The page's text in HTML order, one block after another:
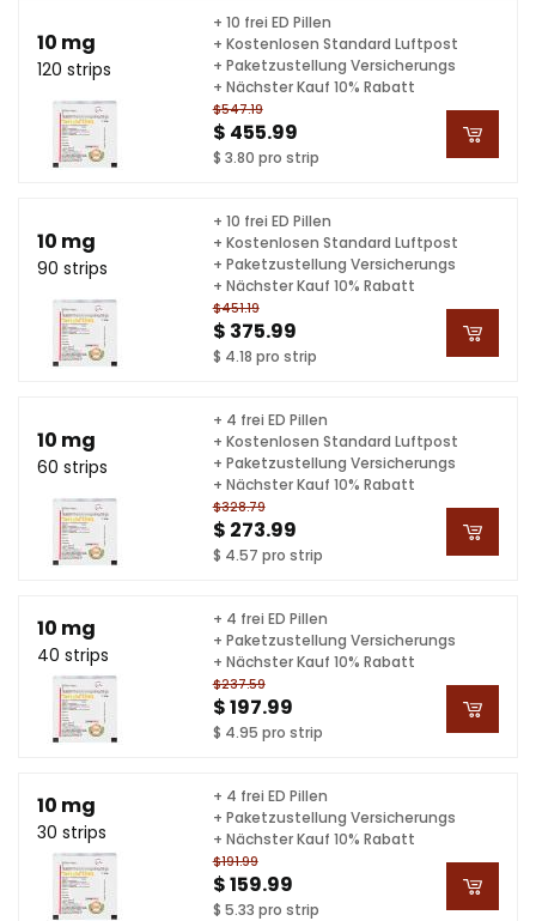
10 mg
120 strips
$547.19
$ 455.99
$ 3.80 pro strip
+ 10 frei ED Pillen
+ Kostenlosen Standard Luftpost
+ Paketzustellung Versicherungs
+ Nächster Kauf 10% Rabatt
10 mg
90 strips
$451.19
$ 375.99
$ 4.18 pro strip
+ 10 frei ED Pillen
+ Kostenlosen Standard Luftpost
+ Paketzustellung Versicherungs
+ Nächster Kauf 10% Rabatt
10 mg
60 strips
$328.79
$ 273.99
$ 4.57 pro strip
+ 4 frei ED Pillen
+ Kostenlosen Standard Luftpost
+ Paketzustellung Versicherungs
+ Nächster Kauf 10% Rabatt
10 mg
40 strips
$237.59
$ 197.99
$ 4.95 pro strip
+ 4 frei ED Pillen
+ Paketzustellung Versicherungs
+ Nächster Kauf 10% Rabatt
10 mg
30 strips
$191.99
$ 159.99
$ 5.33 pro strip
+ 4 frei ED Pillen
+ Paketzustellung Versicherungs
+ Nächster Kauf 10% Rabatt